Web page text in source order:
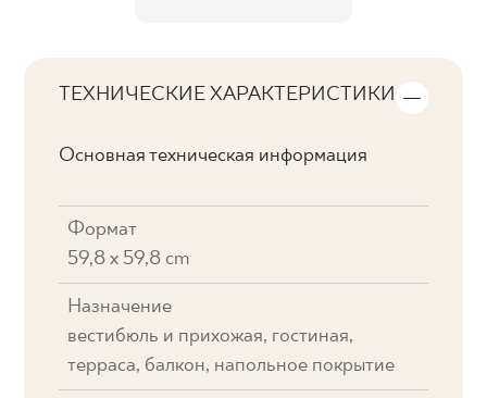
ТЕХНИЧЕСКИЕ ХАРАКТЕРИСТИКИ
Основная техническая информация
Формат
59,8 x 59,8 cm
Назначение
вестибюль и прихожая, гостиная,
терраса, балкон, напольное покрытие